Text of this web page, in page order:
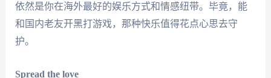
依然是你在海外最好的娱乐方式和情感纽带。毕竟，能
和国内老友开黑打游戏，那种快乐值得花点心思去守
护。
Spread the love